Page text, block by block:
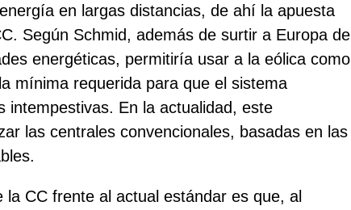
en largas distancias, de ahí la apuesta
Según Schmid, además de surtir a Europa de
energéticas, permitiría usar a la eólica como
mínima requerida para que el sistema
intempestivas. En la actualidad, este
las centrales convencionales, basadas en las
CC frente al actual estándar es que, al